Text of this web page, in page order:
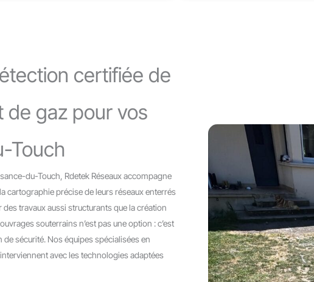
certifiée de
de gaz pour vos
Touch
du-Touch, Rdetek Réseaux accompagne
cartographie précise de leurs réseaux enterrés
travaux aussi structurants que la création
souterrains n’est pas une option : c’est
sécurité. Nos équipes spécialisées en
interviennent avec les technologies adaptées